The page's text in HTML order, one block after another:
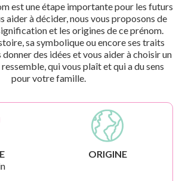
est une étape importante pour les futurs
aider à décider, nous vous proposons de
et les origines de ce prénom.
sa symbolique ou encore ses traits
des idées et vous aider à choisir un
qui vous plaît et qui a du sens
pour votre famille.
ORIGINE